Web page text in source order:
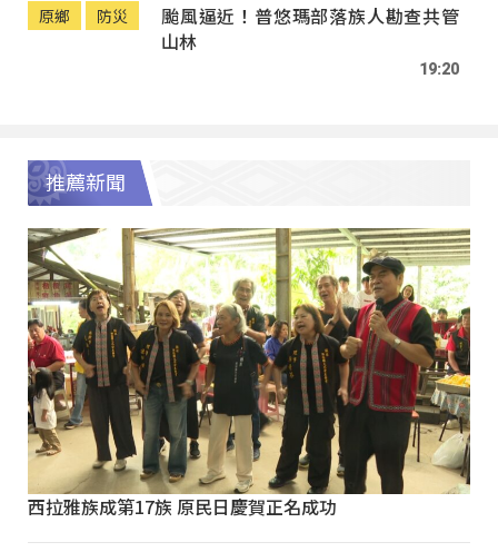
原鄉 防災
颱風逼近！普悠瑪部落族人勘查共管
山林
19:20
推薦新聞
西拉雅族成第17族 原民日慶賀正名成功